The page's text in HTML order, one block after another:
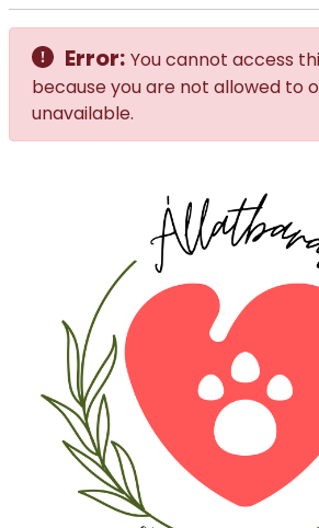
Error: You cannot access
because you are not allowed to
unavailable.